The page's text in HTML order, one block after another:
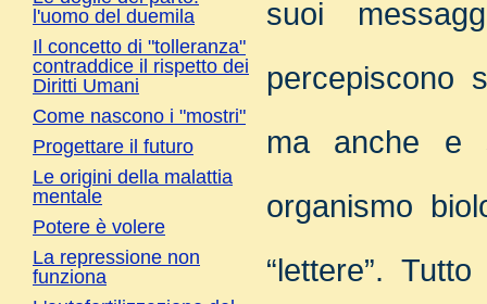
suoi
percepiscono
ma anche e
organismo
“lettere”.
l'uomo del duemila
Il concetto di "tolleranza"
contraddice il rispetto dei
Diritti Umani
Come nascono i "mostri"
Progettare il futuro
Le origini della malattia
mentale
Potere è volere
La repressione non
funziona